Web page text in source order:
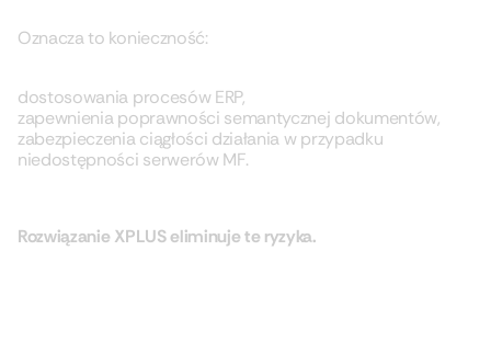
Oznacza to konieczność:
dostosowania procesów ERP,
zapewnienia poprawności semantycznej dokumentów,
zabezpieczenia ciągłości działania w przypadku
niedostępności serwerów MF.
Rozwiązanie XPLUS eliminuje te ryzyka.